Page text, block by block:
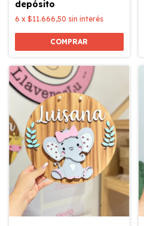
depósito
6 x $11.666,50 sin interés
COMPRAR